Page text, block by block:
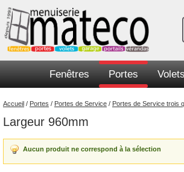
Fenêtres Portes Volets
Accueil / Portes / Portes de Service / Portes de Service trois
Largeur 960mm
Aucun produit ne correspond à la sélection